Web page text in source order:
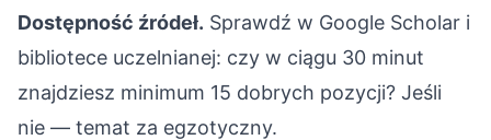
Dostępność źródeł. Sprawdź w Google Scholar i
bibliotece uczelnianej: czy w ciągu 30 minut
znajdziesz minimum 15 dobrych pozycji? Jeśli
nie — temat za egzotyczny.